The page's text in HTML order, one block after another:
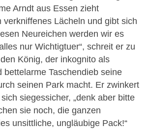
Arndt aus Essen zieht
verkniffenes Lächeln und gibt sich
Neureichen werden wir es
nur Wichtigtuer“, schreit er zu
König, der inkognito als
bettelarme Taschendieb seine
seinen Park macht. Er zwinkert
siegessicher, „denk aber bitte
sie noch, die ganzen
unsittliche, ungläubige Pack!“